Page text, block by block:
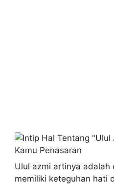
Ulul azmi artinya adalah
memiliki keteguhan hati